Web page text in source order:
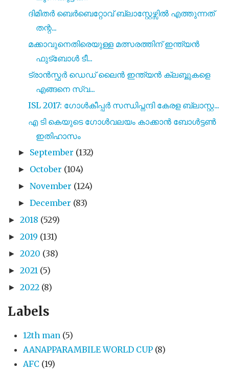
ദിമിതർ ബെർബെറ്റോവ് ബ്ലാസ്റ്റേഴ്സിൽ എത്തുന്നത്
തന്റ...
മക്കാവുനെതിരെയുള്ള മത്സരത്തിന് ഇന്ത്യൻ
ഫുട്ബോൾ ടീ...
ട്രാൻസ്ഫർ ഡെഡ്‌ ലൈൻ ഇന്ത്യൻ ക്ലബ്ബുകളെ
എങ്ങനെ സ്വ...
ISL 2017: ഗോൾകീപ്പർ സന്ധിപ്നന്ദി കേരള ബ്ലാസ്റ്റ...
എ ടി കെയുടെ ഗോൾവലയം കാക്കാൻ ബോൾട്ടൺ
ഇതിഹാസം
► September (132)
► October (104)
►November (124)
►December (83)
► 2018 (529)
► 2019 (131)
► 2020 (38)
► 2021 (5)
► 2022 (8)
Labels
12th man (5)
AANAPPARAMBILE WORLD CUP (8)
AFC (19)